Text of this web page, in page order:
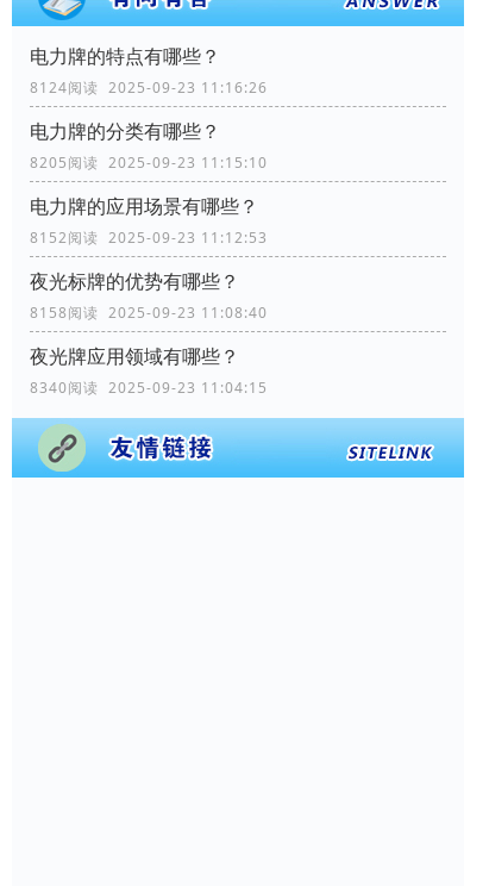
电力牌的特点有哪些？
8124阅读 2025-09-23 11:16:26
电力牌的分类有哪些？
8205阅读 2025-09-23 11:15:10
电力牌的应用场景有哪些？
8152阅读 2025-09-23 11:12:53
夜光标牌的优势有哪些？
8158阅读 2025-09-23 11:08:40
夜光牌应用领域有哪些？
8340阅读 2025-09-23 11:04:15